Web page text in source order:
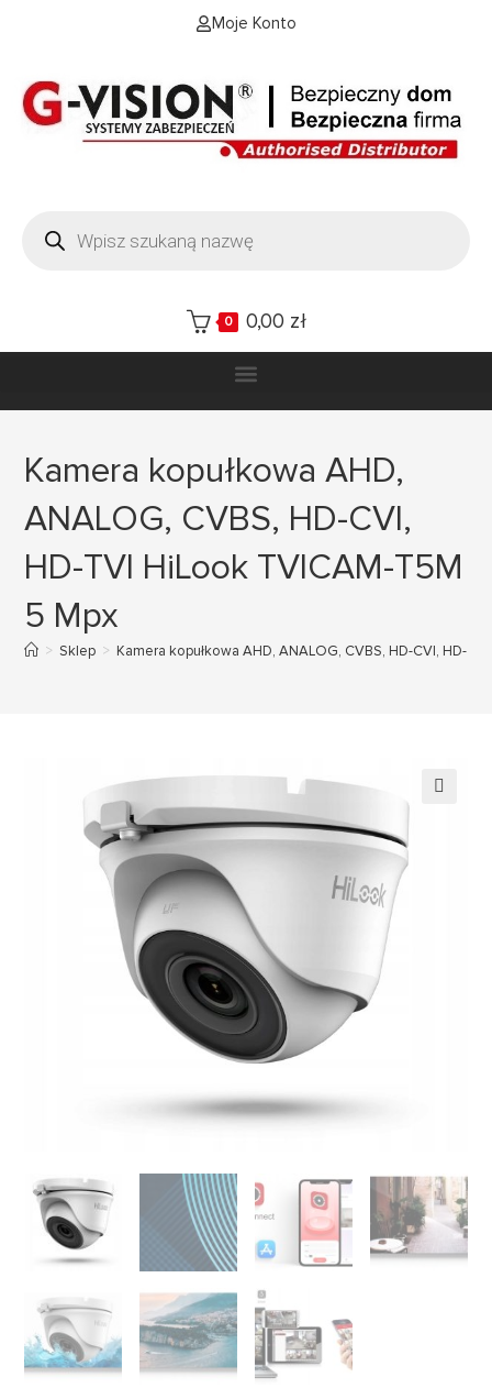
Moje Konto
0 0,00 zł
Kamera kopułkowa AHD,
ANALOG, CVBS, HD-CVI,
HD-TVI HiLook TVICAM-T5M
5 Mpx
> Sklep > Kamera kopułkowa AHD, ANALOG, CVBS, HD-CVI, HD-